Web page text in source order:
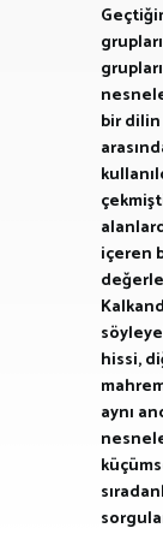
bir
içeren
hissi,
aynı